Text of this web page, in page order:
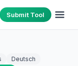
Submit Tool
Deutsch